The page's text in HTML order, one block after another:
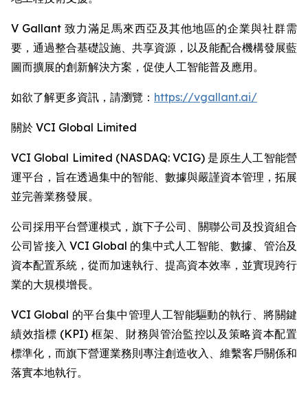
V Gallant 致力滿足馬來西亞及其他地區的企業與社群需
要，通過整合基礎設施、共享資源，以及能配合機構發展藍
圖而擴展的創新解決方案，促使人工智能普及應用。
如欲了解更多資訊，請瀏覽： https://vgallant.ai/
關於 VCI Global Limited
VCI Global Limited (NASDAQ: VCIG) 是原生人工智能營
運平台，旨在透過集中的智能、數據與嚴謹資本管理，拓展
並完善業務發展。
公司採用平台營運模式，旗下子公司、關聯公司及投資組合
公司皆接入 VCI Global 的集中式人工智能、數據、管治及
資本配置系統，從而加速執行、提高資本效率，並實現跨行
業的大規模增長。
VCI Global 的平台集中管理人工智能驅動的執行、將關鍵
績效指標 (KPI) 框架、財務與管治監控以及策略資本配置
標準化，而旗下營運業務則專注創造收入、維繫客戶關係和
落實本地執行。